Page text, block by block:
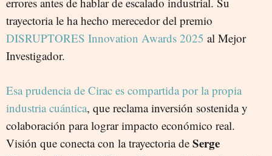
trayectoria le ha hecho merecedor del premio
DISRUPTORES Innovation Awards 2025 al Mejor
Investigador.
Esa prudencia de Cirac es compartida por la propia
industria cuántica, que reclama inversión sostenida y
colaboración para lograr impacto económico real.
Visión que conecta con la trayectoria de Serge